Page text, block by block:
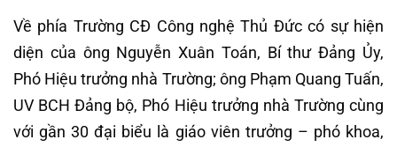
Về phía Trường CĐ Công nghệ Thủ Đức có sự hiện
diện của ông Nguyễn Xuân Toán, Bí thư Đảng Ủy,
Phó Hiệu trưởng nhà Trường; ông Phạm Quang Tuấn,
UV BCH Đảng bộ, Phó Hiệu trưởng nhà Trường cùng
với gần 30 đại biểu là giáo viên trưởng – phó khoa,